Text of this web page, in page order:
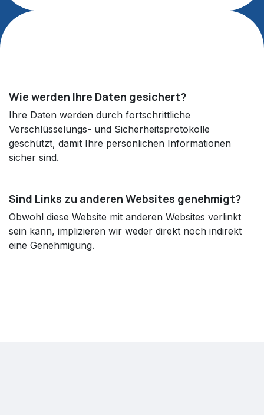
Wie werden Ihre Daten gesichert?
Ihre Daten werden durch fortschrittliche
Verschlüsselungs- und Sicherheitsprotokolle
geschützt, damit Ihre persönlichen Informationen
sicher sind.
Sind Links zu anderen Websites genehmigt?
Obwohl diese Website mit anderen Websites verlinkt
sein kann, implizieren wir weder direkt noch indirekt
eine Genehmigung.